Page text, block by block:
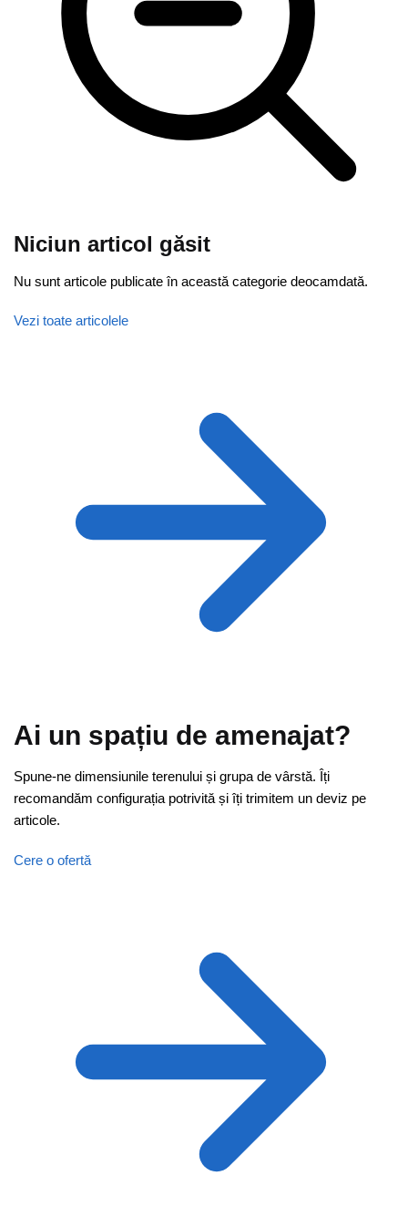
Niciun articol găsit
Nu sunt articole publicate în această categorie deocamdată.
Vezi toate articolele
Ai un spațiu de amenajat?
Spune-ne dimensiunile terenului și grupa de vârstă. Îți
recomandăm configurația potrivită și îți trimitem un deviz pe
articole.
Cere o ofertă